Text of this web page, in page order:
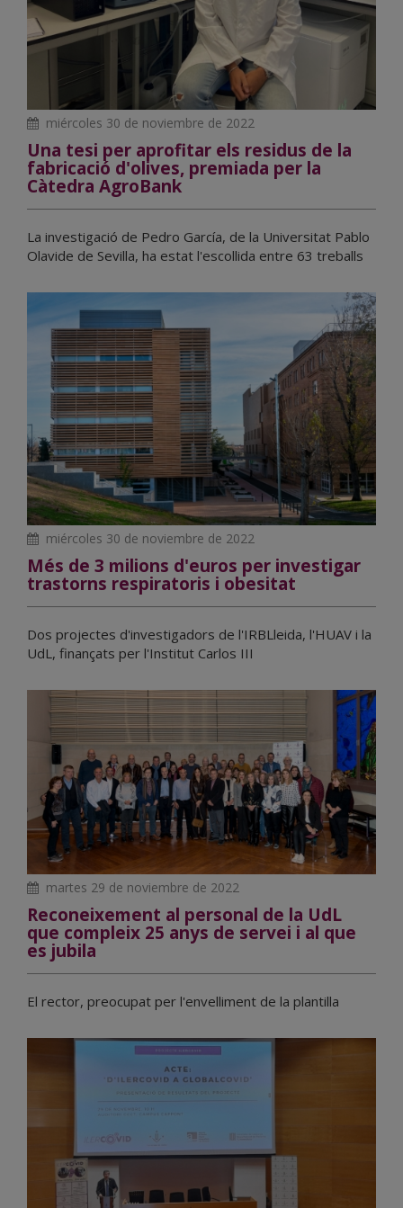
miércoles 30 de noviembre de 2022
Una tesi per aprofitar els residus de la
fabricació d'olives, premiada per la
Càtedra AgroBank
La investigació de Pedro García, de la Universitat Pablo
Olavide de Sevilla, ha estat l'escollida entre 63 treballs
miércoles 30 de noviembre de 2022
Més de 3 milions d'euros per investigar
trastorns respiratoris i obesitat
Dos projectes d'investigadors de l'IRBLleida, l'HUAV i la
UdL, finançats per l'Institut Carlos III
martes 29 de noviembre de 2022
Reconeixement al personal de la UdL
que compleix 25 anys de servei i al que
es jubila
El rector, preocupat per l'envelliment de la plantilla